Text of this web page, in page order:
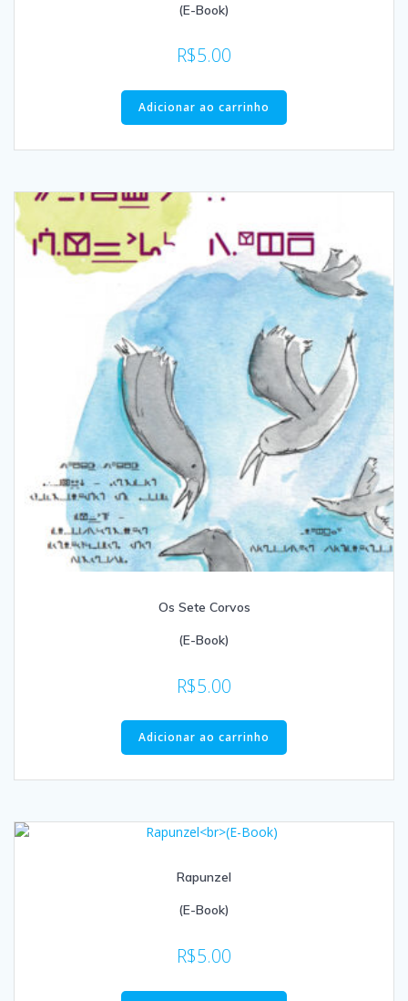
(E-Book)
R$5.00
Adicionar ao carrinho
Os Sete Corvos
(E-Book)
R$5.00
Adicionar ao carrinho
Rapunzel
(E-Book)
R$5.00